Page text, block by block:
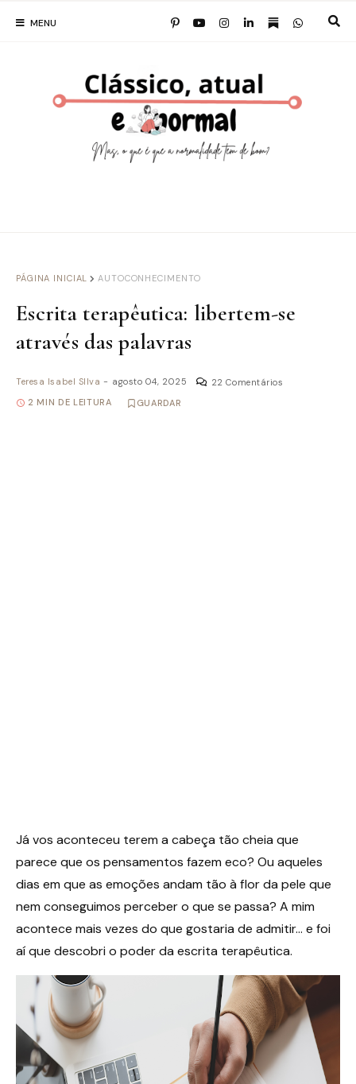
MENU
PÁGINA INICIAL AUTOCONHECIMENTO
Escrita terapêutica: libertem-se
através das palavras
Teresa Isabel SIlva - agosto 04, 2025
22 Comentários
2 MIN DE LEITURA
GUARDAR
Já vos aconteceu terem a cabeça tão cheia que
parece que os pensamentos fazem eco? Ou aqueles
dias em que as emoções andam tão à flor da pele que
nem conseguimos perceber o que se passa? A mim
acontece mais vezes do que gostaria de admitir… e foi
aí que descobri o poder da escrita terapêutica.